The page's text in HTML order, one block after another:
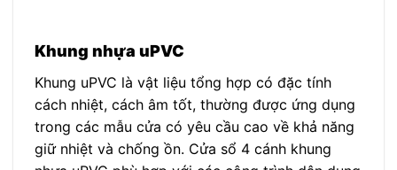
Khung nhựa uPVC
Khung uPVC là vật liệu tổng hợp có đặc tính
cách nhiệt, cách âm tốt, thường được ứng dụng
trong các mẫu cửa có yêu cầu cao về khả năng
giữ nhiệt và chống ồn. Cửa sổ 4 cánh khung